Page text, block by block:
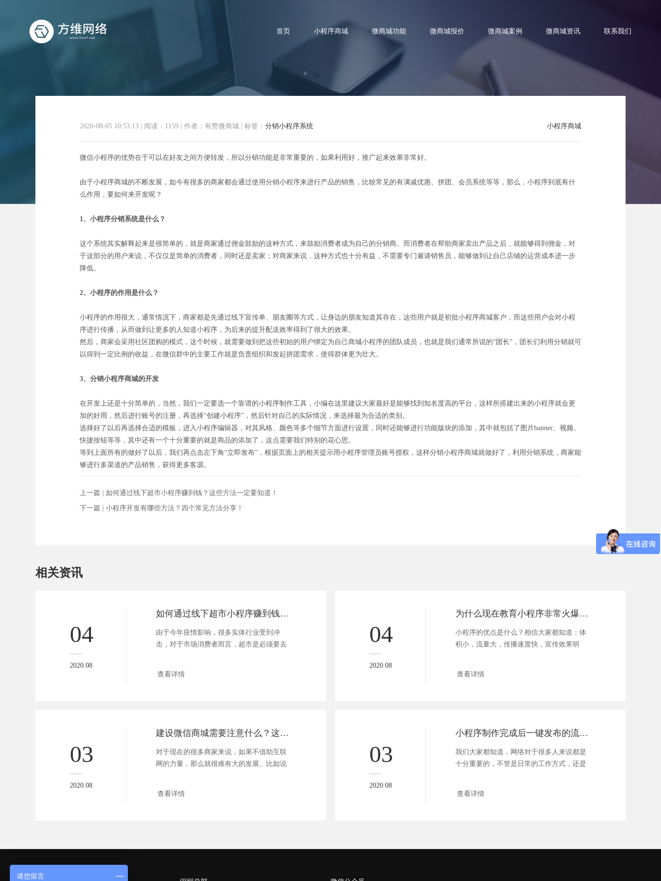
首页 小程序商城 微商城功能 微商城报价 微商城案例 微商城资讯 联系我们
分销小程序系统有什么用，怎么开发？ 小程序商城
2020-08-05 10:53:13 阅读：1159 作者：有赞微商城 标签： 分销小程序系统
微信小程序的优势在于可以在好友之间方便转发，所以分销功能是非常重要的，如果利用好，推广起来效果非常好。
由于小程序商城的不断发展，如今有很多的商家都会通过使用分销小程序来进行产品的销售，比较常见的有满减优惠、拼团、会员系统等等，那么，小程序到底有什
么作用，要如何来开发呢？
1、小程序分销系统是什么？
这个系统其实解释起来是很简单的，就是商家通过佣金鼓励的这种方式，来鼓励消费者成为自己的分销商。而消费者在帮助商家卖出产品之后，就能够得到佣金，对
于这部分的用户来说，不仅仅是简单的消费者，同时还是卖家；对商家来说，这种方式也十分有益，不需要专门雇请销售员，能够做到让自己店铺的运营成本进一步
降低。
2、小程序的作用是什么？
小程序的作用很大，通常情况下，商家都是先通过线下宣传单、朋友圈等方式，让身边的朋友知道其存在，这些用户就是初批小程序商城客户，而这些用户会对小程
序进行传播，从而做到让更多的人知道小程序，为后来的提升配送效率得到了很大的效果。
然后，商家会采用社区团购的模式，这个时候，就需要做到把这些初始的用户绑定为自己商城小程序的团队成员，也就是我们通常所说的“团长”，团长们利用分销就可
以得到一定比例的收益，在微信群中的主要工作就是负责组织和发起拼团需求，使得群体更为壮大。
3、分销小程序商城的开发
在开发上还是十分简单的，当然，我们一定要选一个靠谱的小程序制作工具，小编在这里建议大家最好是能够找到知名度高的平台，这样所搭建出来的小程序就会更
加的好用，然后进行账号的注册，再选择“创建小程序”，然后针对自己的实际情况，来选择最为合适的类别。
选择好了以后再选择合适的模板，进入小程序编辑器，对其风格、颜色等多个细节方面进行设置，同时还能够进行功能版块的添加，其中就包括了图片banner、视频、
快捷按钮等等，其中还有一个十分重要的就是商品的添加了，这点需要我们特别的花心思。
等到上面所有的做好了以后，我们再点击左下角“立即发布”，根据页面上的相关提示用小程序管理员账号授权，这样分销小程序商城就做好了，利用分销系统，商家能
够进行多渠道的产品销售，获得更多客源。
上一篇 | 如何通过线下超市小程序赚到钱？这些方法一定要知道！
下一篇 | 小程序开发有哪些方法？四个常见方法分享！
相关资讯
04
2020.08
如何通过线下超市小程序赚到钱？这些方法一定要知道！
由于今年疫情影响，很多实体行业受到冲
击，对于市场消费者而言，超市是必须要去
查看详情
04
2020.08
为什么现在教育小程序非常火爆，优势有哪些？
小程序的优点是什么？相信大家都知道：体
积小，流量大，传播速度快，宣传效果明
查看详情
03
2020.08
建设微信商城需要注意什么？这5点很关键！
对于现在的很多商家来说，如果不借助互联
网的力量，那么就很难有大的发展。比如说
查看详情
03
2020.08
小程序制作完成后一键发布的流程有哪些
我们大家都知道，网络对于很多人来说都是
十分重要的，不管是日常的工作方式，还是
查看详情
请您留言